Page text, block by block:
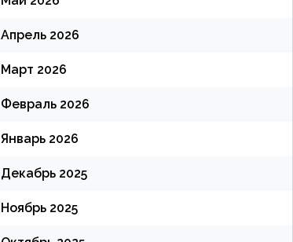
Апрель 2026
Март 2026
Февраль 2026
Январь 2026
Декабрь 2025
Ноябрь 2025